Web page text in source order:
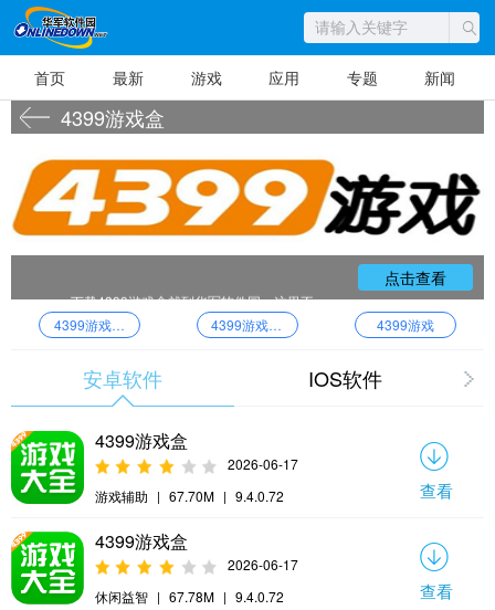
首页 最新 游戏 应用 专题 新闻
4399游戏盒
下载4399游戏盒就到华军软件园，这里不
仅为您提供最新版的4399游戏盒，还为您提供
4399游戏盒的同类软件下载，免费高速下载，
一键绿色安装，更多更好更安全的免费软件供
件，下载更多内容，尽在华军软件下载！
点击查看
4399游戏盒子APP 4399游戏盒手机版 4399游戏
安卓软件 IOS软件
4399游戏盒
2026-06-17
游戏辅助 | 67.70M | 9.4.0.72 查看
4399游戏盒
2026-06-17
休闲益智 | 67.78M | 9.4.0.72 查看